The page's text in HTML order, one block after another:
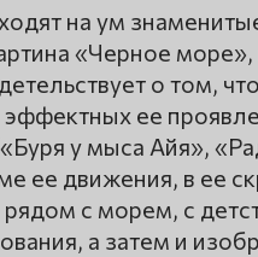
на ум
«Черное
о том,
эффектных ее
у мыса Айя»,
ее движения, в ее
с морем, с
а затем и